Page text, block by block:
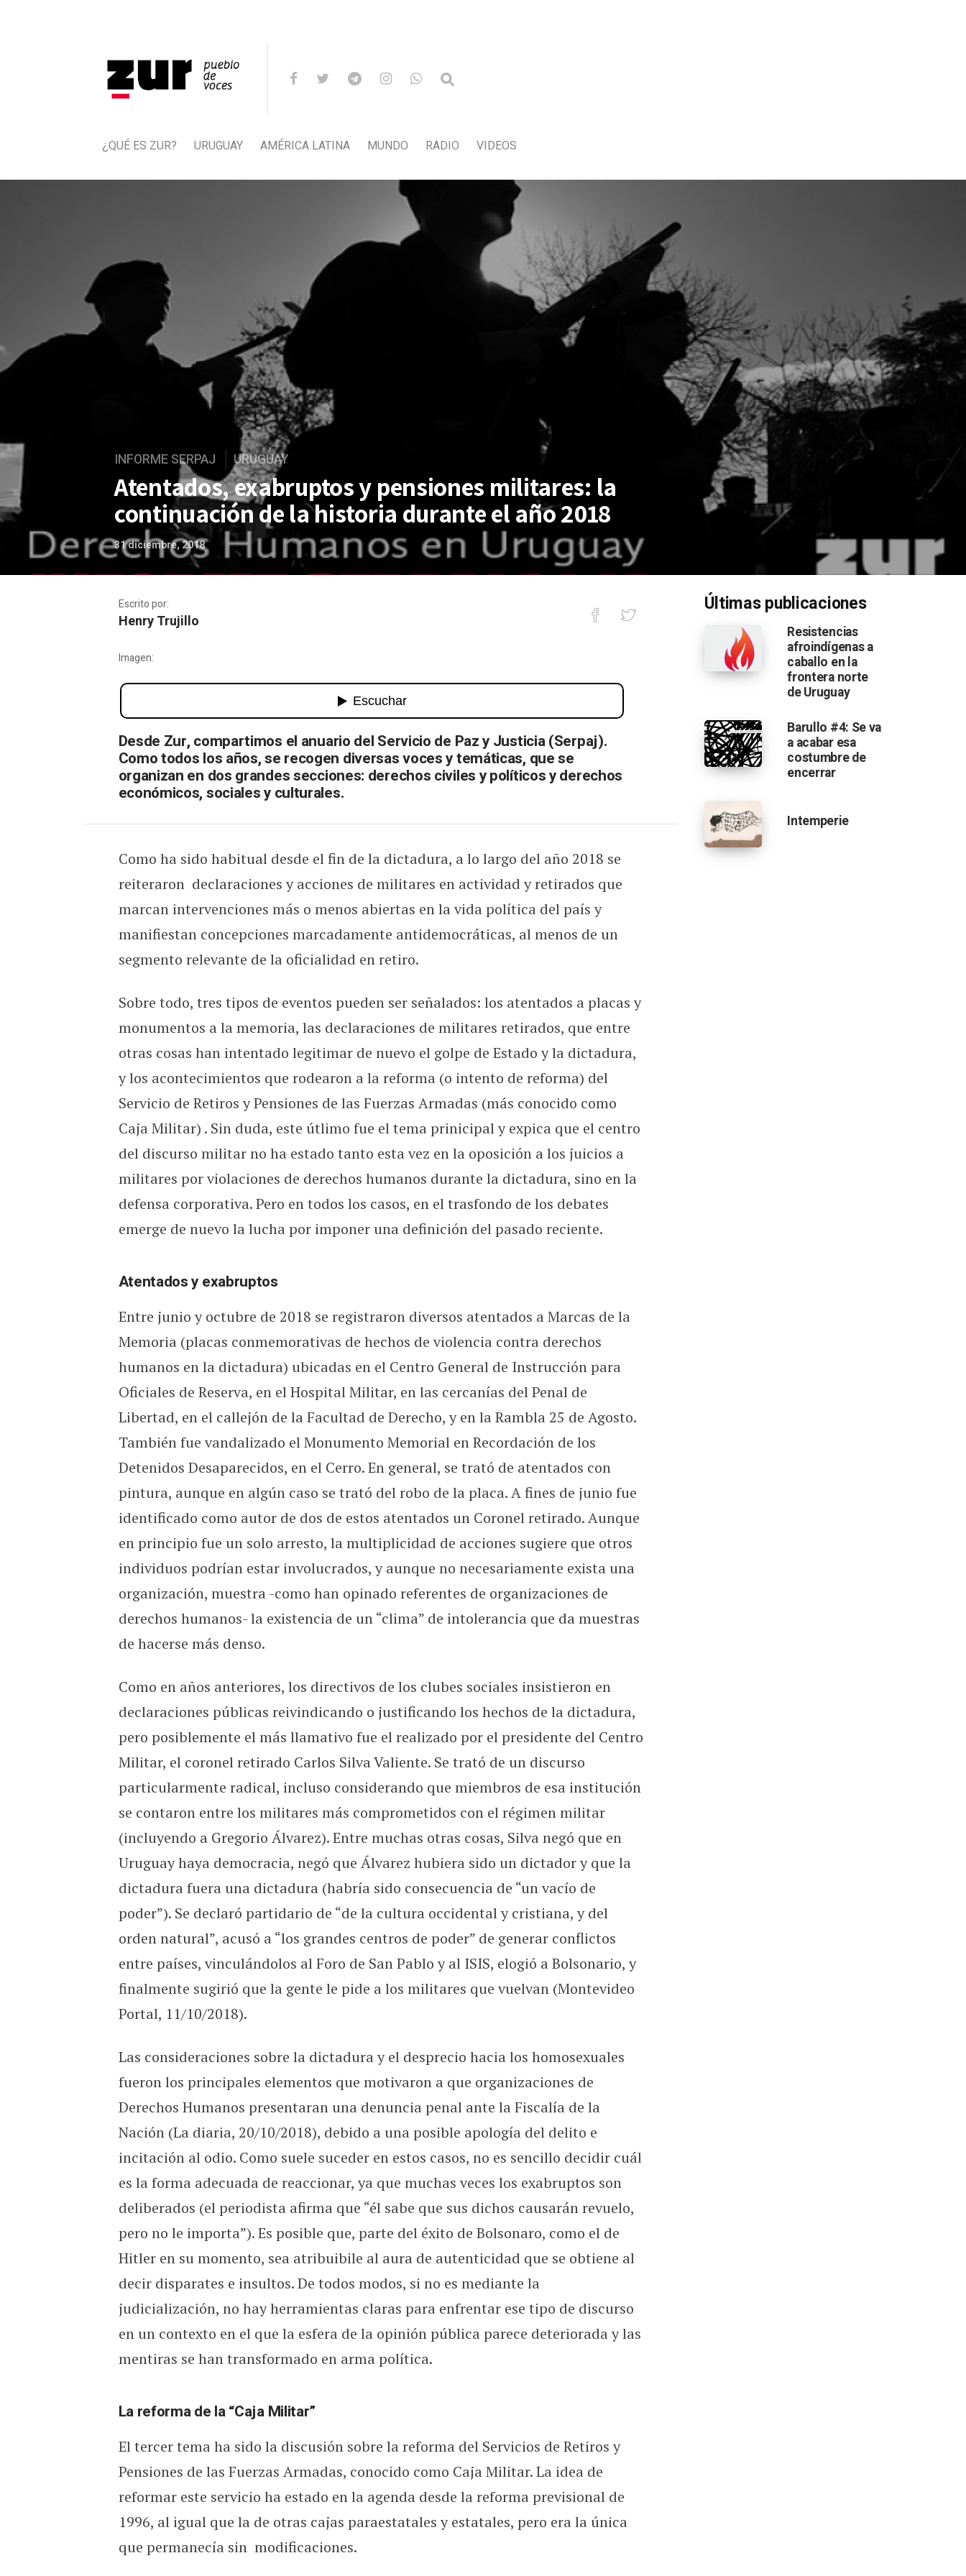
¿QUÉ ES ZUR? URUGUAY AMÉRICA LATINA MUNDO RADIO VIDEOS
INFORME SERPAJ URUGUAY
Atentados, exabruptos y pensiones militares: la
continuación de la historia durante el año 2018
31 diciembre, 2018
Escrito por:
Henry Trujillo
Imagen:
Atentados, exabruptos y pensiones militares: la continuación de la historia durante el año 2018
Desde Zur, compartimos el anuario del Servicio de Paz y Justicia (Serpaj).
Como todos los años, se recogen diversas voces y temáticas, que se
organizan en dos grandes secciones: derechos civiles y políticos y derechos
económicos, sociales y culturales.
Como ha sido habitual desde el fin de la dictadura, a lo largo del año 2018 se
reiteraron declaraciones y acciones de militares en actividad y retirados que
marcan intervenciones más o menos abiertas en la vida política del país y
manifiestan concepciones marcadamente antidemocráticas, al menos de un
segmento relevante de la oficialidad en retiro.
Sobre todo, tres tipos de eventos pueden ser señalados: los atentados a placas y
monumentos a la memoria, las declaraciones de militares retirados, que entre
otras cosas han intentado legitimar de nuevo el golpe de Estado y la dictadura,
y los acontecimientos que rodearon a la reforma (o intento de reforma) del
Servicio de Retiros y Pensiones de las Fuerzas Armadas (más conocido como
Caja Militar) . Sin duda, este útlimo fue el tema prinicipal y expica que el centro
del discurso militar no ha estado tanto esta vez en la oposición a los juicios a
militares por violaciones de derechos humanos durante la dictadura, sino en la
defensa corporativa. Pero en todos los casos, en el trasfondo de los debates
emerge de nuevo la lucha por imponer una definición del pasado reciente.
Atentados y exabruptos
Entre junio y octubre de 2018 se registraron diversos atentados a Marcas de la
Memoria (placas conmemorativas de hechos de violencia contra derechos
humanos en la dictadura) ubicadas en el Centro General de Instrucción para
Oficiales de Reserva, en el Hospital Militar, en las cercanías del Penal de
Libertad, en el callejón de la Facultad de Derecho, y en la Rambla 25 de Agosto.
También fue vandalizado el Monumento Memorial en Recordación de los
Detenidos Desaparecidos, en el Cerro. En general, se trató de atentados con
pintura, aunque en algún caso se trató del robo de la placa. A fines de junio fue
identificado como autor de dos de estos atentados un Coronel retirado. Aunque
en principio fue un solo arresto, la multiplicidad de acciones sugiere que otros
individuos podrían estar involucrados, y aunque no necesariamente exista una
organización, muestra -como han opinado referentes de organizaciones de
derechos humanos- la existencia de un “clima” de intolerancia que da muestras
de hacerse más denso.
Como en años anteriores, los directivos de los clubes sociales insistieron en
declaraciones públicas reivindicando o justificando los hechos de la dictadura,
pero posiblemente el más llamativo fue el realizado por el presidente del Centro
Militar, el coronel retirado Carlos Silva Valiente. Se trató de un discurso
particularmente radical, incluso considerando que miembros de esa institución
se contaron entre los militares más comprometidos con el régimen militar
(incluyendo a Gregorio Álvarez). Entre muchas otras cosas, Silva negó que en
Uruguay haya democracia, negó que Álvarez hubiera sido un dictador y que la
dictadura fuera una dictadura (habría sido consecuencia de “un vacío de
poder”). Se declaró partidario de “de la cultura occidental y cristiana, y del
orden natural”, acusó a “los grandes centros de poder” de generar conflictos
entre países, vinculándolos al Foro de San Pablo y al ISIS, elogió a Bolsonario, y
finalmente sugirió que la gente le pide a los militares que vuelvan (Montevideo
Portal, 11/10/2018).
Las consideraciones sobre la dictadura y el desprecio hacia los homosexuales
fueron los principales elementos que motivaron a que organizaciones de
Derechos Humanos presentaran una denuncia penal ante la Fiscalía de la
Nación (La diaria, 20/10/2018), debido a una posible apología del delito e
incitación al odio. Como suele suceder en estos casos, no es sencillo decidir cuál
es la forma adecuada de reaccionar, ya que muchas veces los exabruptos son
deliberados (el periodista afirma que “él sabe que sus dichos causarán revuelo,
pero no le importa”). Es posible que, parte del éxito de Bolsonaro, como el de
Hitler en su momento, sea atribuibile al aura de autenticidad que se obtiene al
decir disparates e insultos. De todos modos, si no es mediante la
judicialización, no hay herramientas claras para enfrentar ese tipo de discurso
en un contexto en el que la esfera de la opinión pública parece deteriorada y las
mentiras se han transformado en arma política.
La reforma de la “Caja Militar”
El tercer tema ha sido la discusión sobre la reforma del Servicios de Retiros y
Pensiones de las Fuerzas Armadas, conocido como Caja Militar. La idea de
reformar este servicio ha estado en la agenda desde la reforma previsional de
1996, al igual que la de otras cajas paraestatales y estatales, pero era la única
que permanecía sin modificaciones.
Últimas publicaciones
Resistencias
afroindígenas a
caballo en la
frontera norte
de Uruguay
Barullo #4: Se va
a acabar esa
costumbre de
encerrar
Intemperie